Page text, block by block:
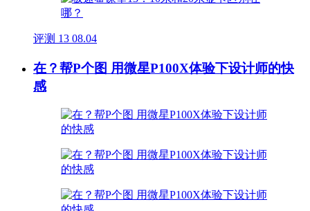
评测 13 08.04
在？帮P个图 用微星P100X体验下设计师的快
感